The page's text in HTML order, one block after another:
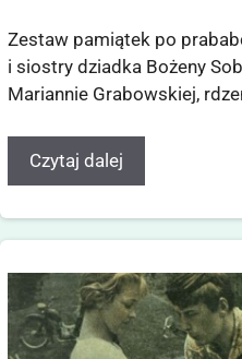
Zestaw pamiątek po
i siostry dziadka Bożeny
Mariannie Grabowskiej,
Czytaj dalej